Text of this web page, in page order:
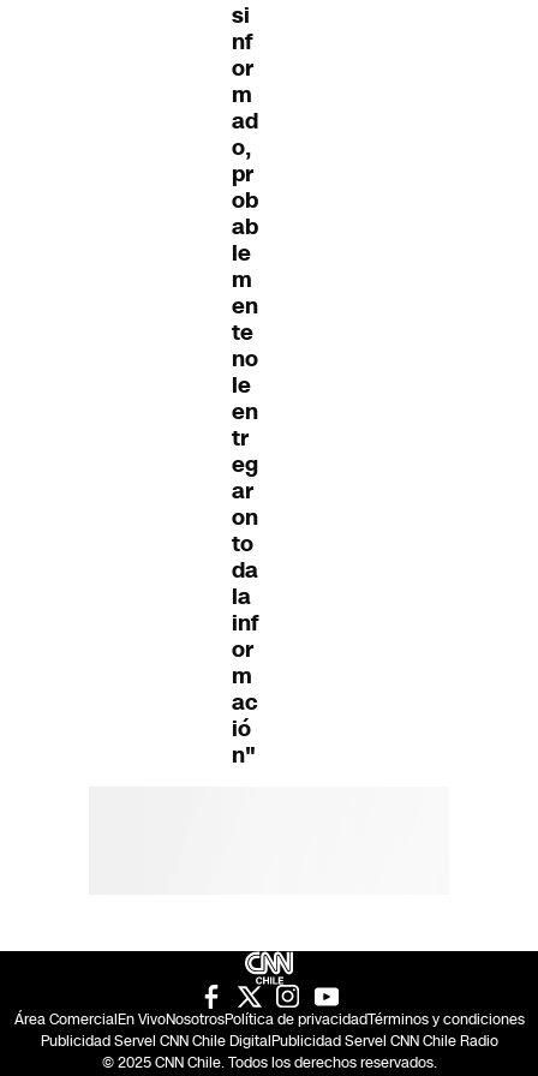
si
nf
or
m
ad
o,
pr
ob
ab
le
m
en
te
no
le
en
tr
eg
ar
on
to
da
la
inf
or
m
ac
ió
n"
Área ComercialEn VivoNosotrosPolítica de privacidadTérminos y condiciones
Publicidad Servel CNN Chile DigitalPublicidad Servel CNN Chile Radio
© 2025 CNN Chile. Todos los derechos reservados.